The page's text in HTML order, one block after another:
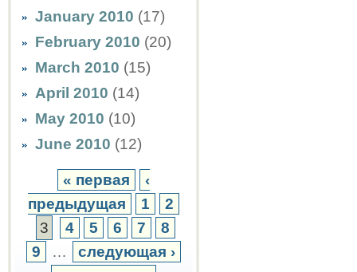
January 2010 (17)
February 2010 (20)
March 2010 (15)
April 2010 (14)
May 2010 (10)
June 2010 (12)
« первая
‹
предыдущая
1
2
3
4 5 6 7
8
9
…
следующая ›